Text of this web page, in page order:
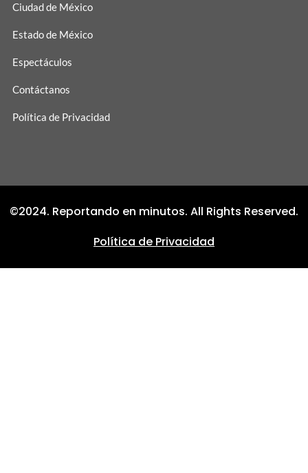
Ciudad de México
Estado de México
Espectáculos
Contáctanos
Política de Privacidad
©2024. Reportando en minutos. All Rights Reserved.
Política de Privacidad